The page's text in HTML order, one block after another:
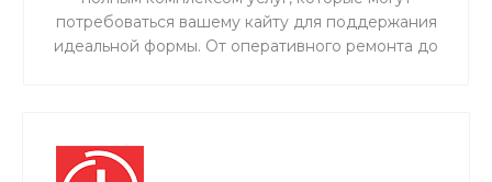
потребоваться вашему кайту для поддержания
идеальной формы. От оперативного ремонта до